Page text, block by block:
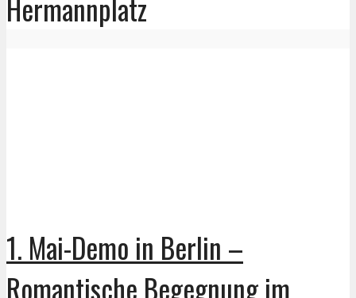
Hermannplatz
1. Mai-Demo in Berlin –
Romantische Begegnung im